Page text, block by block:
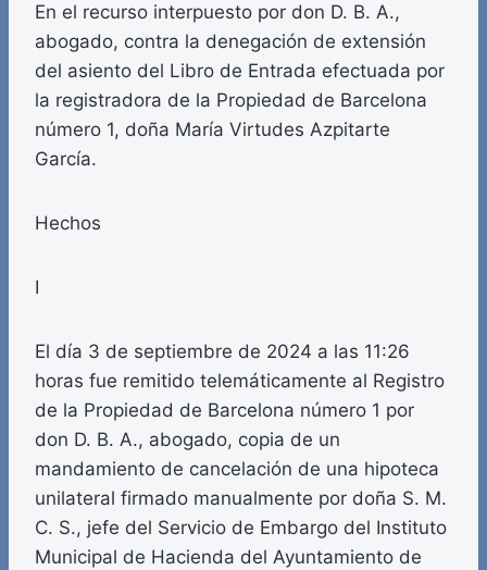
En el recurso interpuesto por don D. B. A.,
abogado, contra la denegación de extensión
del asiento del Libro de Entrada efectuada por
la registradora de la Propiedad de Barcelona
número 1, doña María Virtudes Azpitarte
García.
Hechos
I
El día 3 de septiembre de 2024 a las 11:26
horas fue remitido telemáticamente al Registro
de la Propiedad de Barcelona número 1 por
don D. B. A., abogado, copia de un
mandamiento de cancelación de una hipoteca
unilateral firmado manualmente por doña S. M.
C. S., jefe del Servicio de Embargo del Instituto
Municipal de Hacienda del Ayuntamiento de